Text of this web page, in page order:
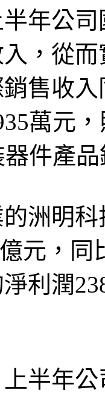
年公
，從
售收
萬元
件產
洲明
元，同
利潤
半年